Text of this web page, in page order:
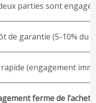
parties sont
de garantie (5-10% du
(engagement
ferme de